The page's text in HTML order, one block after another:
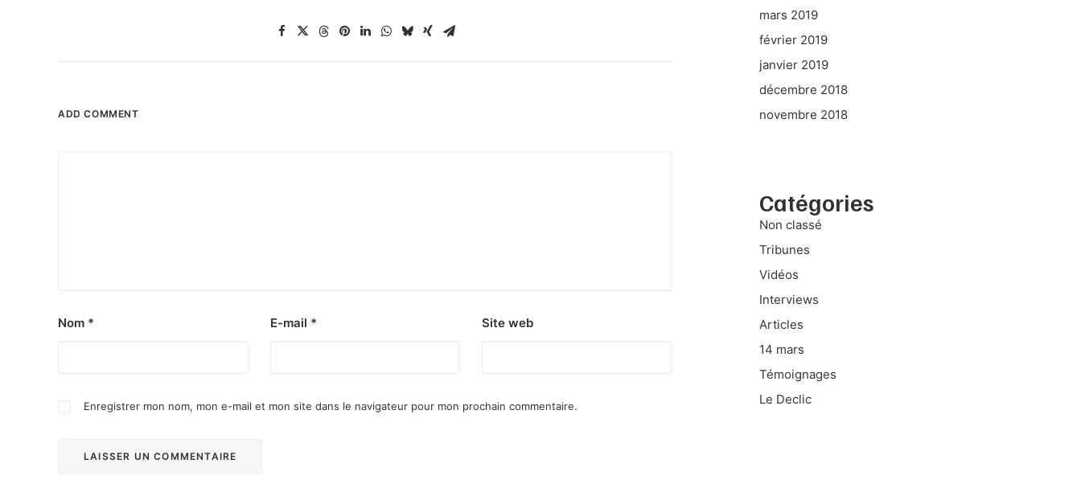
ADD COMMENT
Nom * E-mail * Site web
Enregistrer mon nom, mon e-mail et mon site dans le navigateur pour mon prochain commentaire.
mars 2019
février 2019
janvier 2019
décembre 2018
novembre 2018
Catégories
Non classé
Tribunes
Vidéos
Interviews
Articles
14 mars
Témoignages
Le Declic